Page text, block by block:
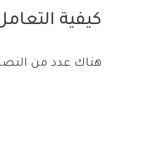
كيفية
هناك عدد من